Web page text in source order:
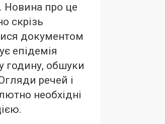
Новина про це
скрізь
документом
епідемія
годину, обшуки
речей і
необхідні